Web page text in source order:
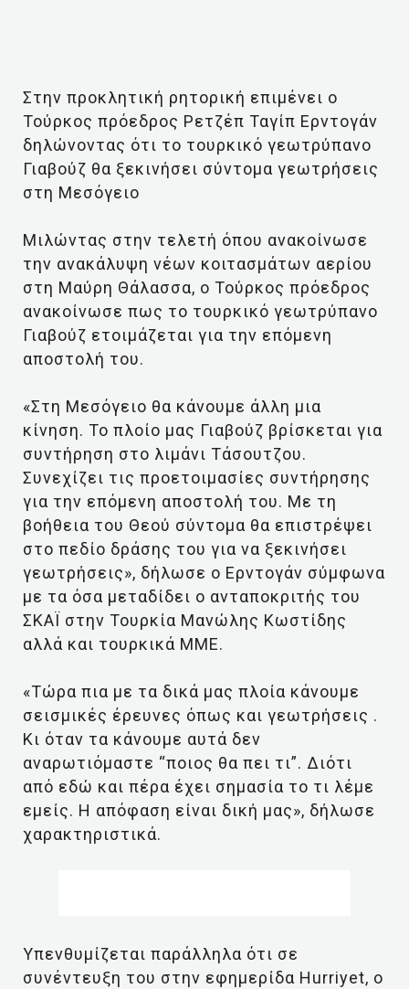
Στην προκλητική ρητορική επιμένει ο
Τούρκος πρόεδρος Ρετζέπ Ταγίπ Ερντογάν
δηλώνοντας ότι το τουρκικό γεωτρύπανο
Γιαβούζ θα ξεκινήσει σύντομα γεωτρήσεις
στη Μεσόγειο
Μιλώντας στην τελετή όπου ανακοίνωσε
την ανακάλυψη νέων κοιτασμάτων αερίου
στη Μαύρη Θάλασσα, ο Τούρκος πρόεδρος
ανακοίνωσε πως το τουρκικό γεωτρύπανο
Γιαβούζ ετοιμάζεται για την επόμενη
αποστολή του.
«Στη Μεσόγειο θα κάνουμε άλλη μια
κίνηση. Το πλοίο μας Γιαβούζ βρίσκεται για
συντήρηση στο λιμάνι Τάσουτζου.
Συνεχίζει τις προετοιμασίες συντήρησης
για την επόμενη αποστολή του. Με τη
βοήθεια του Θεού σύντομα θα επιστρέψει
στο πεδίο δράσης του για να ξεκινήσει
γεωτρήσεις», δήλωσε ο Ερντογάν σύμφωνα
με τα όσα μεταδίδει ο ανταποκριτής του
ΣΚΑΪ στην Τουρκία Μανώλης Κωστίδης
αλλά και τουρκικά ΜΜΕ.
«Tώρα πια με τα δικά μας πλοία κάνουμε
σεισμικές έρευνες όπως και γεωτρήσεις .
Κι όταν τα κάνουμε αυτά δεν
αναρωτιόμαστε “ποιος θα πει τι”. Διότι
από εδώ και πέρα έχει σημασία το τι λέμε
εμείς. Η απόφαση είναι δική μας», δήλωσε
χαρακτηριστικά.
Υπενθυμίζεται παράλληλα ότι σε
συνέντευξη του στην εφημερίδα Ηurriyet, ο